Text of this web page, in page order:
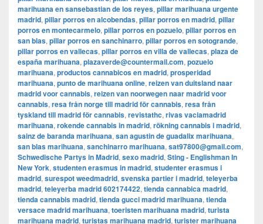
marihuana en sansebastian de los reyes, pillar marihuana urgente
madrid, pillar porros en alcobendas, pillar porros en madrid, pillar
porros en montecarmelo, pillar porros en pozuelo, pillar porros en
san blas, pillar porros en sanchinarro, pillar porros en sotogrande,
pillar porros en vallecas, pillar porros en villa de vallecas, plaza de
españa marihuana, plazaverde@countermail.com, pozuelo
marihuana, productos cannabicos en madrid, prosperidad
marihuana, punto de marihuana online, reizen van duitsland naar
madrid voor cannabis, reizen van noorwegen naar madrid voor
cannabis, resa från norge till madrid för cannabis, resa från
tyskland till madrid för cannabis, revistathc, rivas vaciamadrid
marihuana, rokende cannabis in madrid, rökning cannabis i madrid,
sainz de baranda marihuana, san agustin de guadalix marihuana,
san blas marihuana, sanchinarro marihuana, sat97800@gmail.com,
Schwedische Partys in Madrid, sexo madrid, Sting - Englishman In
New York, studenten erasmus in madrid, studenter erasmus i
madrid, surespot weedmadrid, svenska partier i madrid, teleyerba
madrid, teleyerba madrid 602174422, tienda cannabica madrid,
tienda cannabis madrid, tienda gucci madrid marihuana, tienda
versace madrid marihuana, toeristen marihuana madrid, turista
marihuana madrid, turistas marihuana madrid, turister marihuana